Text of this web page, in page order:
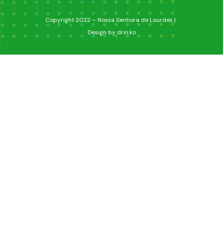
Copyright 2022 – Nossa Senhora de Lourdes |
Design by drin.ko